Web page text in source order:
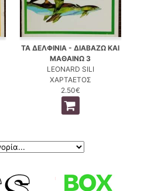
ΤΑ ΔΕΛΦΙΝΙΑ - ΔΙΑΒΑΖΩ ΚΑΙ
ΜΑΘΑΙΝΩ 3
LEONARD SILI
ΧΑΡΤΑΕΤΟΣ
2.50€